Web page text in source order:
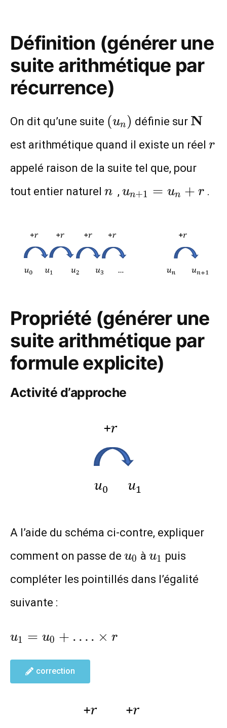
Définition (générer une
suite arithmétique par
récurrence)
On dit qu’une suite (u_n)
(un) définie sur N
est arithmétique quand il existe un réel r
r
appelé raison de la suite tel que, pour
tout entier naturel n
n , u_{n+1}=u_n+r
un+1 = un + r .
Propriété (générer une
suite arithmétique par
formule explicite)
Activité d’approche
A l’aide du schéma ci-contre, expliquer
comment on passe de u_0
u0 à u_1
u1 puis
compléter les pointillés dans l’égalité
suivante :
u_1=u_0+
r
u1 = u0 + … . × r
correction